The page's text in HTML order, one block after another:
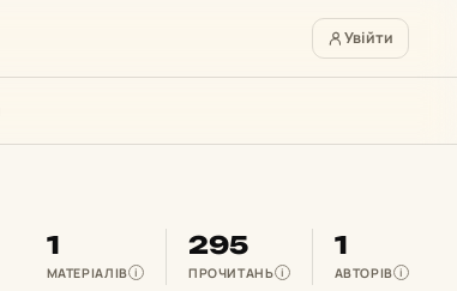
Увійти
1
МАТЕРІАЛІВ i
295
ПРОЧИТАНЬ i
1
АВТОРІВ i